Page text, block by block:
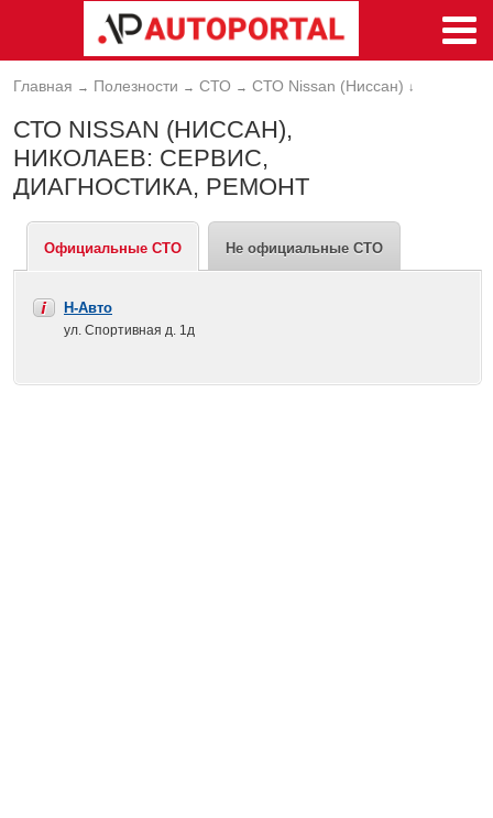
Главная → Полезности → СТО → СТО Nissan (Ниссан) ↓
СТО NISSAN (НИССАН),
НИКОЛАЕВ: СЕРВИС,
ДИАГНОСТИКА, РЕМОНТ
Официальные СТО Не официальные СТО
Н-Авто
ул. Спортивная д. 1д